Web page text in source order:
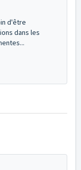
d'être
dans les